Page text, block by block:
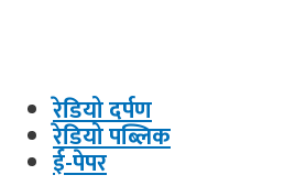
रेडियो दर्पण
रेडियो पब्लिक
ई-पेपर